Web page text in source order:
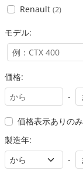
Renault (2)
モデル:
価格:
-
価格表示ありのみ
製造年:
-